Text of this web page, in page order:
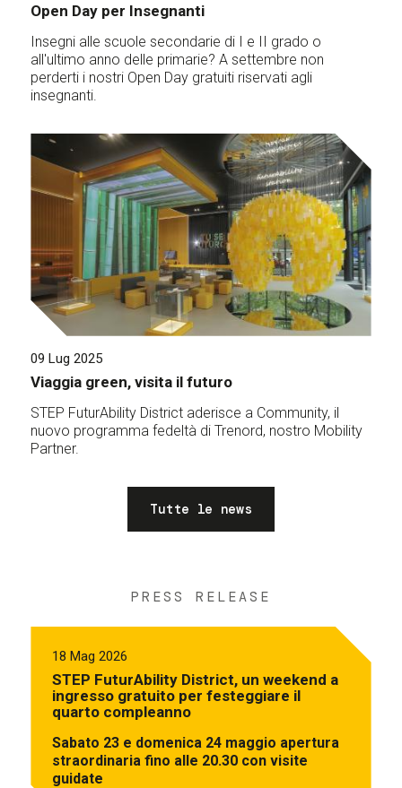
Open Day per Insegnanti
Insegni alle scuole secondarie di I e II grado o
all'ultimo anno delle primarie? A settembre non
perderti i nostri Open Day gratuiti riservati agli
insegnanti.
09 Lug 2025
Viaggia green, visita il futuro
STEP FuturAbility District aderisce a Community, il
nuovo programma fedeltà di Trenord, nostro Mobility
Partner.
Tutte le news
PRESS RELEASE
18 Mag 2026
STEP FuturAbility District, un weekend a
ingresso gratuito per festeggiare il
quarto compleanno
Sabato 23 e domenica 24 maggio apertura
straordinaria fino alle 20.30 con visite
guidate